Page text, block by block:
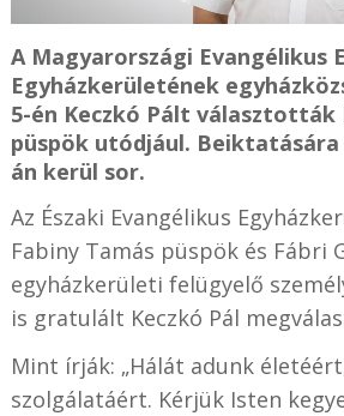
A Magyarországi Evangélikus
Egyházkerületének
5-én Keczkó Pált választották
püspök utódjául. Beiktatására
án kerül sor.
Az Északi Evangélikus
Fabiny Tamás püspök és Fábri
egyházkerületi felügyelő
is gratulált Keczkó Pál
Mint írják: „Hálát adunk
szolgálatáért. Kérjük Isten